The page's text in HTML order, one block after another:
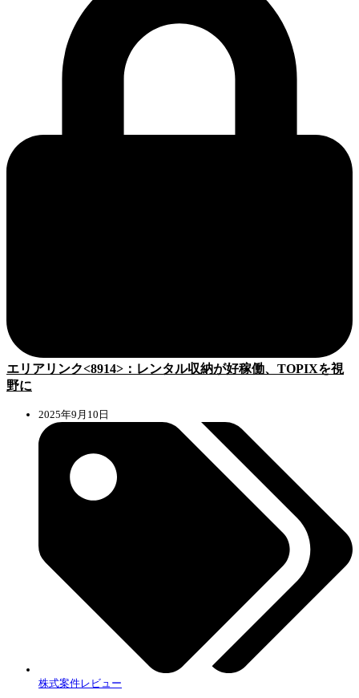
エリアリンク<8914>：レンタル収納が好稼働、TOPIXを視
野に
2025年9月10日
株式案件レビュー